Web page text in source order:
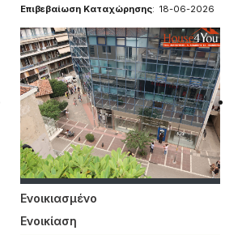
Επιβεβαίωση Καταχώρησης: 18-06-2026
Ενοικιασμένο
Ενοικίαση